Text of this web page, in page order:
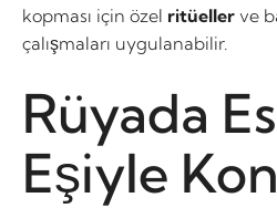
kopması için özel ritüeller ve
çalışmaları uygulanabilir.
Rüyada
Eşiyle